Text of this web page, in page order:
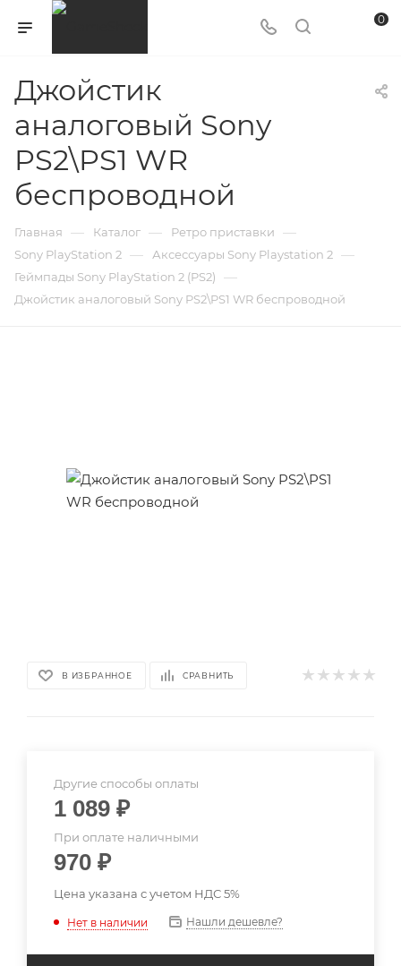
0
Джойстик
аналоговый Sony
PS2\PS1 WR
беспроводной
Главная — Каталог — Ретро приставки —
Sony PlayStation 2 — Аксессуары Sony Playstation 2 —
Геймпады Sony PlayStation 2 (PS2) —
Джойстик аналоговый Sony PS2\PS1 WR беспроводной
В ИЗБРАННОЕ СРАВНИТЬ
Другие способы оплаты
1 089 ₽
При оплате наличными
970 ₽
Цена указана с учетом НДС 5%
Нет в наличии Нашли дешевле?